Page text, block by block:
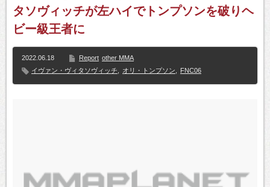
タソヴィッチが左ハイでトンプソンを破りヘ
ビー級王者に
2022.06.18 Report other MMA
イヴァン・ヴィタソヴィッチ
オリ・トンプソン FNC06